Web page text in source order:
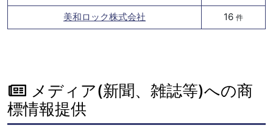
美和ロック株式会社 16 件
メディア(新聞、雑誌等)への商
標情報提供